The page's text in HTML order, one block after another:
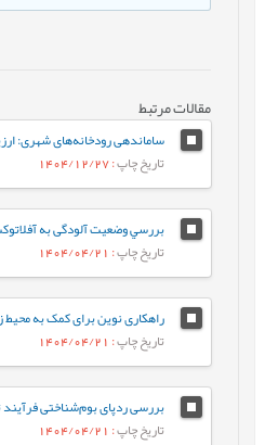
مقالات مرتبط
تاریخ چاپ: 1404/12/27
تاریخ چاپ: 1404/04/21
راهکاری نوین برای کمک به محیط
تاریخ چاپ: 1404/04/21
تاریخ چاپ: 1404/04/21